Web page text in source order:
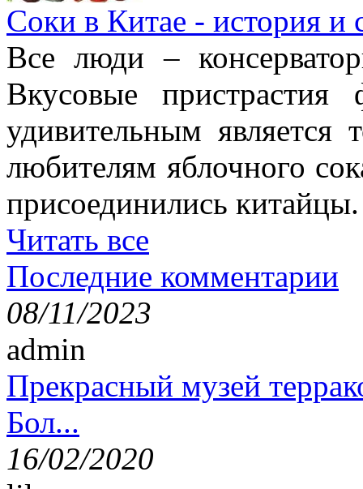
Соки в Китае - история и
Все люди –
Вкусовые
удивительным
любителям яблочного
присоединились китайцы.
Читать все
Последние комментарии
08/11/2023
admin
Прекрасный музей
Бол...
16/02/2020